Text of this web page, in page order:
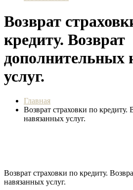
Возврат
кредиту. Возврат
дополнительных
услуг.
Главная
Возврат страховки по
навязанных услуг.
Возврат страховки по кредиту.
навязанных услуг.